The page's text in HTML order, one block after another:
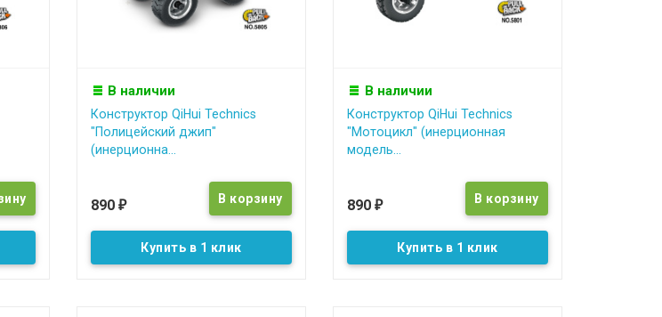
В наличии
Конструктор QiHui Technics
"Полицейский джип"
(инерционна...
890 ₽
Купить в 1 клик
В наличии
Конструктор QiHui Technics
"Мотоцикл" (инерционная
модель...
890 ₽
Купить в 1 клик